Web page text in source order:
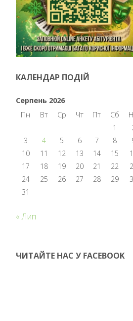
КАЛЕНДАР ПОДІЙ
Серпень 2026
Пн
Вт Ср Чт Пт Сб
1
3
4 5 6 7 8
10
11 12 13 14 15
17
18 19 20 21 22
24
25 26 27 28 29
31
« Лип
ЧИТАЙТЕ НАС У FACEBOOK